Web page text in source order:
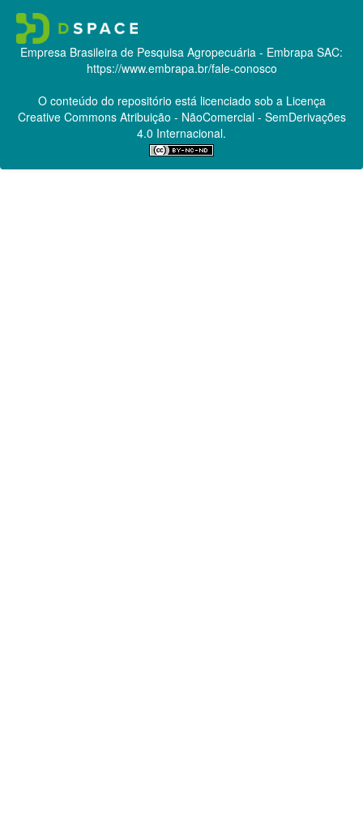
Empresa Brasileira de Pesquisa Agropecuária - Embrapa SAC:
https://www.embrapa.br/fale-conosco
O conteúdo do repositório está licenciado sob a Licença
Creative CommonsAtribuição - NãoComercial - SemDerivações
4.0 Internacional.